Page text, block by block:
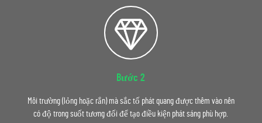
Bước 2
Môi trường (lỏng hoặc rắn) mà sắc tố phát quang được thêm vào nên
có độ trong suốt tương đối để tạo điều kiện phát sáng phù hợp.